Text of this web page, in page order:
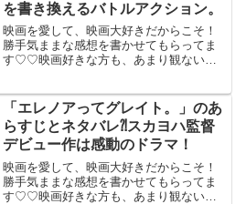
を書き換えるバトルアクション。
映画を愛して、映画大好きだからこそ！
勝手気ままな感想を書かせてもらってま
す♡♡映画好きな方も、あまり観ない方
日公開（117分）世紀末小説のラストを書
き換え...
「エレノアってグレイト。」のあ
らすじとネタバレ⁈スカヨハ監督
デビュー作は感動のドラマ！
映画を愛して、映画大好きだからこそ！
勝手気ままな感想を書かせてもらってま
す♡♡映画好きな方も、あまり観ない方